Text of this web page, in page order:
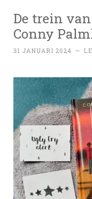
De trein
Conny
31 JANUARI 2024 ~